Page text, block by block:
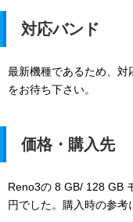
対応バンド
最新機種であるため、対
をお待ち下さい。
価格・購入先
Reno3の 8 GB/ 128 GB
円でした。購入時の参考